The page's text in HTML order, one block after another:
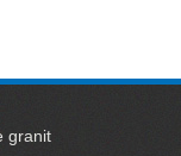
granit